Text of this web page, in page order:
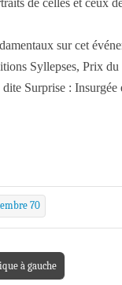
sur cet
Syllepses, Prix
Surprise :
70
à gauche